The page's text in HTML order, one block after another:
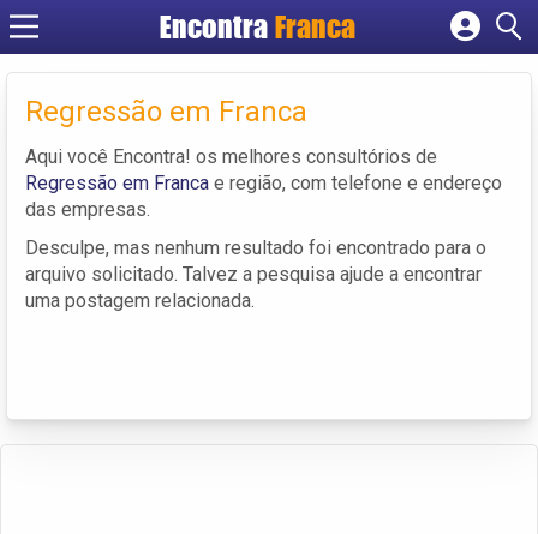
Encontra Franca
Cadastrar empresa
Criar conta
Regressão em Franca
Aqui você Encontra! os melhores consultórios de
Regressão em Franca e região, com telefone e endereço
das empresas.
Desculpe, mas nenhum resultado foi encontrado para o
arquivo solicitado. Talvez a pesquisa ajude a encontrar
uma postagem relacionada.